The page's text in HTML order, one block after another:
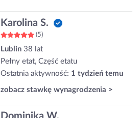
Karolina S.
(5)
Lublin 38 lat
Pełny etat, Część etatu
Ostatnia aktywność: 1 tydzień temu
zobacz stawkę wynagrodzenia >